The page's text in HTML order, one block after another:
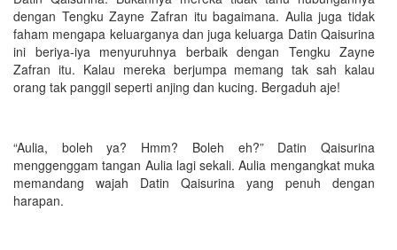
dengan Tengku Zayne Zafran itu bagaimana. Aulia juga tidak
faham mengapa keluarganya dan juga keluarga Datin Qaisurina
ini beriya-iya menyuruhnya berbaik dengan Tengku Zayne
Zafran itu. Kalau mereka berjumpa memang tak sah kalau
orang tak panggil seperti anjing dan kucing. Bergaduh aje!
“Aulia, boleh ya? Hmm? Boleh eh?” Datin Qaisurina
menggenggam tangan Aulia lagi sekali. Aulia mengangkat muka
memandang wajah Datin Qaisurina yang penuh dengan
harapan.